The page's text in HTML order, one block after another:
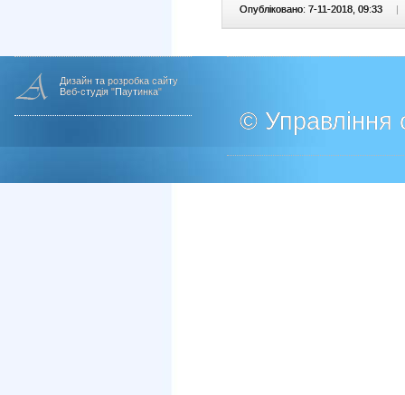
Опубліковано: 7-11-2018, 09:33 |
Дизайн та розробка сайту
Веб-студія "Паутинка"
© Управління